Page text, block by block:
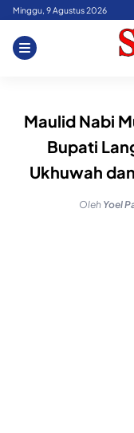
Skip
content
Minggu, 9 Agustus 2026
Maulid Nabi
Bupati
Ukhuwah
Oleh Yoel